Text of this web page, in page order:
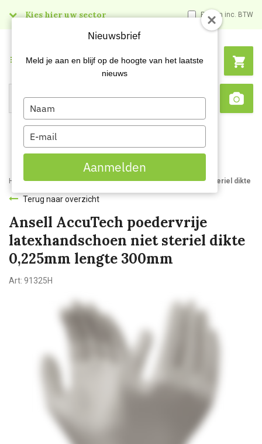
Kies hier uw sector Prijzen inc. BTW
Search
Menu
Home Ansell AccuTech poedervrije latexhandschoen niet steriel dikte
Terug naar overzicht
Ansell AccuTech poedervrije
latexhandschoen niet steriel dikte
0,225mm lengte 300mm
Art: 91325H
Nieuwsbrief
Meld je aan en blijf op de hoogte van het laatste
nieuws
Type
your
name
Type
your
email
Aanmelden